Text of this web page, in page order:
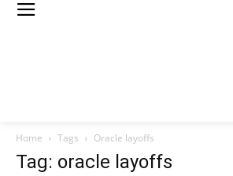
Home Tags Oracle layoffs
Tag: oracle layoffs